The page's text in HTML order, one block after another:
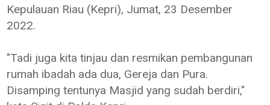
Kepulauan Riau (Kepri), Jumat, 23 Desember
2022.
"Tadi juga kita tinjau dan resmikan pembangunan
rumah ibadah ada dua, Gereja dan Pura.
Disamping tentunya Masjid yang sudah berdiri,"